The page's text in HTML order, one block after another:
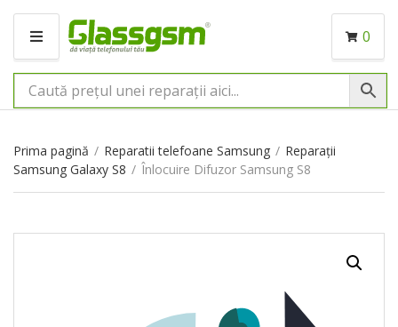
M
N
I
0
Prima pagină / Reparatii telefoane Samsung / Reparații
Samsung Galaxy S8 / Înlocuire Difuzor Samsung S8